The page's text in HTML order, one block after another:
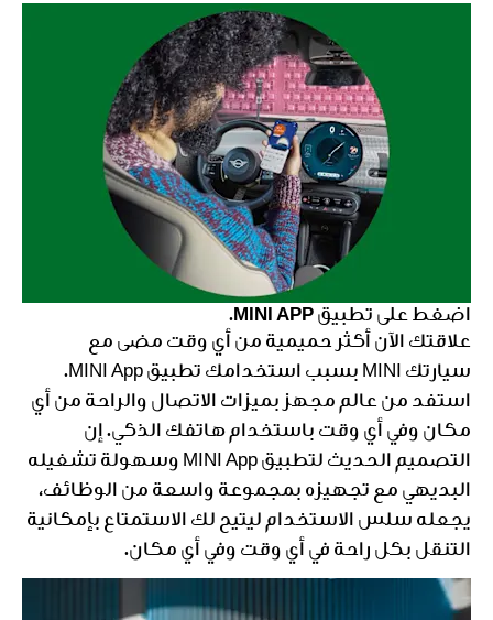
اضغط على تطبيق MINI APP.
علاقتك الآن أكثر حميمية من أي وقت مضى مع
سيارتك MINI بسبب استخدامك تطبيق MINI App.
استفد من عالم مجهز بميزات الاتصال والراحة من أي
مكان وفي أي وقت باستخدام هاتفك الذكي. إن
التصميم الحديث لتطبيق MINI App وسهولة تشغيله
البديهي مع تجهيزه بمجموعة واسعة من الوظائف،
يجعله سلس الاستخدام ليتيح لك الاستمتاع بإمكانية
التنقل بكل راحة في أي وقت وفي أي مكان.